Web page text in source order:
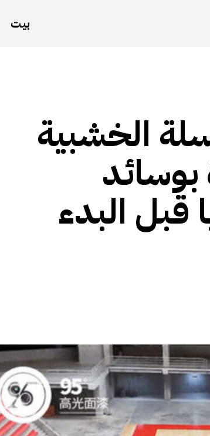
بيت
الخشبية
قبل البدء